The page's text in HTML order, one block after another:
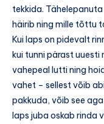
tekkida.
häirib ning mille tõttu
Kui laps on pidevalt
kui tunni pärast uuesti
vahepeal lutti ning
vahet – sellest võib
pakkuda, võib see
laps juba oskab rinda